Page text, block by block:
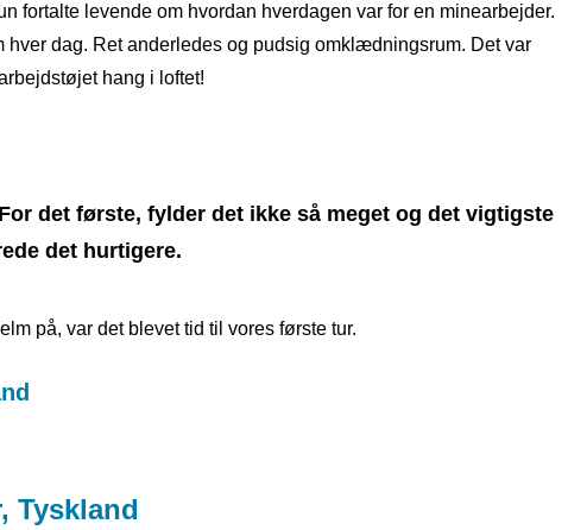
fortalte levende om hvordan hverdagen var for en minearbejder.
dag. Ret anderledes og pudsig omklædningsrum. Det var
hang i loftet!
det første, fylder det ikke så meget og det vigtigste
det hurtigere.
på, var det blevet tid til vores første tur.